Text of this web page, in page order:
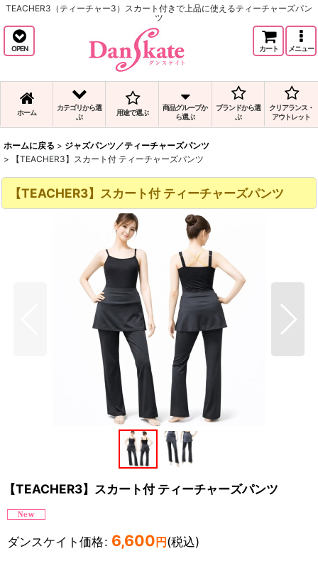
TEACHER3（ティーチャー3）スカート付きで上品に使えるティーチャーズパン
ツ
OPEN カート メニュー
ホーム
カテゴリから選
ぶ
用途で選ぶ
商品グループか
ら選ぶ
ブランドから選
ぶ
クリアランス・
アウトレット
ホームに戻る > ジャズパンツ／ティーチャーズパンツ
>
【TEACHER3】スカート付 ティーチャーズパンツ
【TEACHER3】スカート付 ティーチャーズパンツ
【TEACHER3】スカート付 ティーチャーズパンツ
ダンスケイト価格: 6,600 円 (税込)